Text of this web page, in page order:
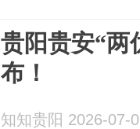
贵阳贵安“两
布！
知知贵阳 2026-07-